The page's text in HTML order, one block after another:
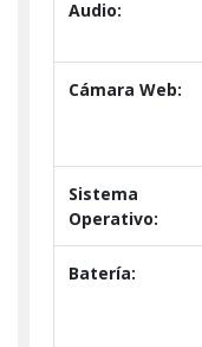
Audio:
Cámara Web:
Sistema
Operativo:
Batería: